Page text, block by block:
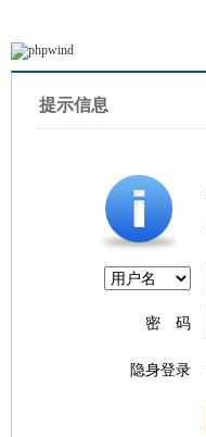
提示信息
密 码
隐身登录